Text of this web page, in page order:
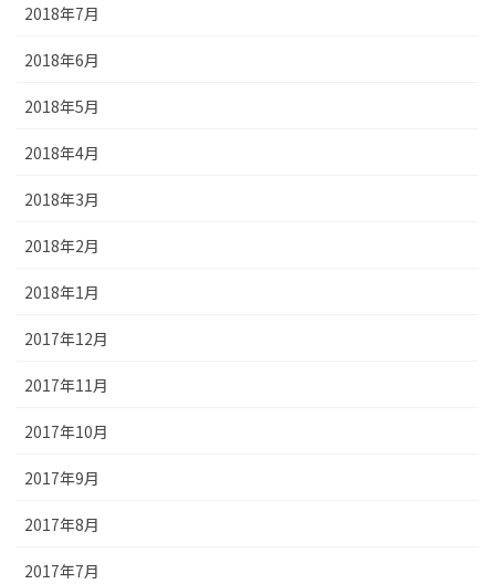
2018年7月
2018年6月
2018年5月
2018年4月
2018年3月
2018年2月
2018年1月
2017年12月
2017年11月
2017年10月
2017年9月
2017年8月
2017年7月